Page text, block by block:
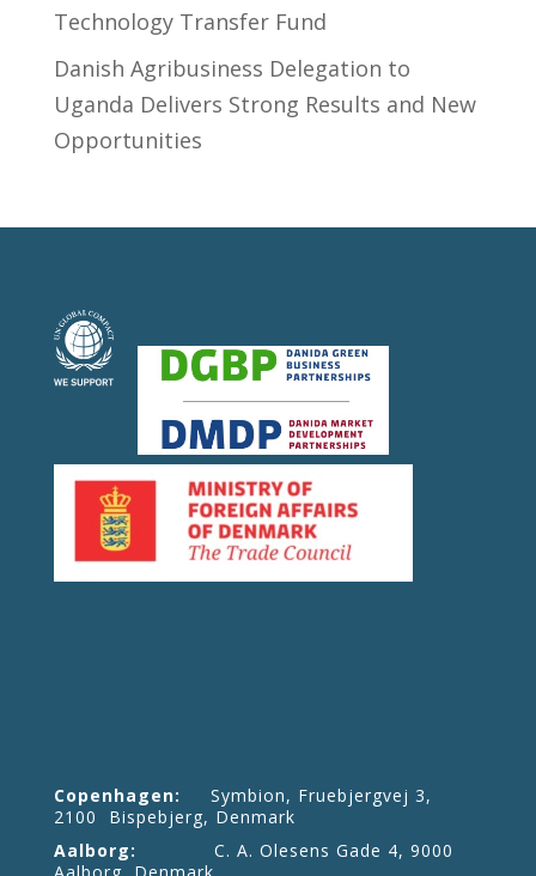
Technology Transfer Fund
​Danish Agribusiness Delegation to
Uganda Delivers Strong Results and New
Opportunities
Copenhagen: Symbion, Fruebjergvej 3,
2100 Bispebjerg, Denmark
Aalborg: C. A. Olesens Gade 4, 9000